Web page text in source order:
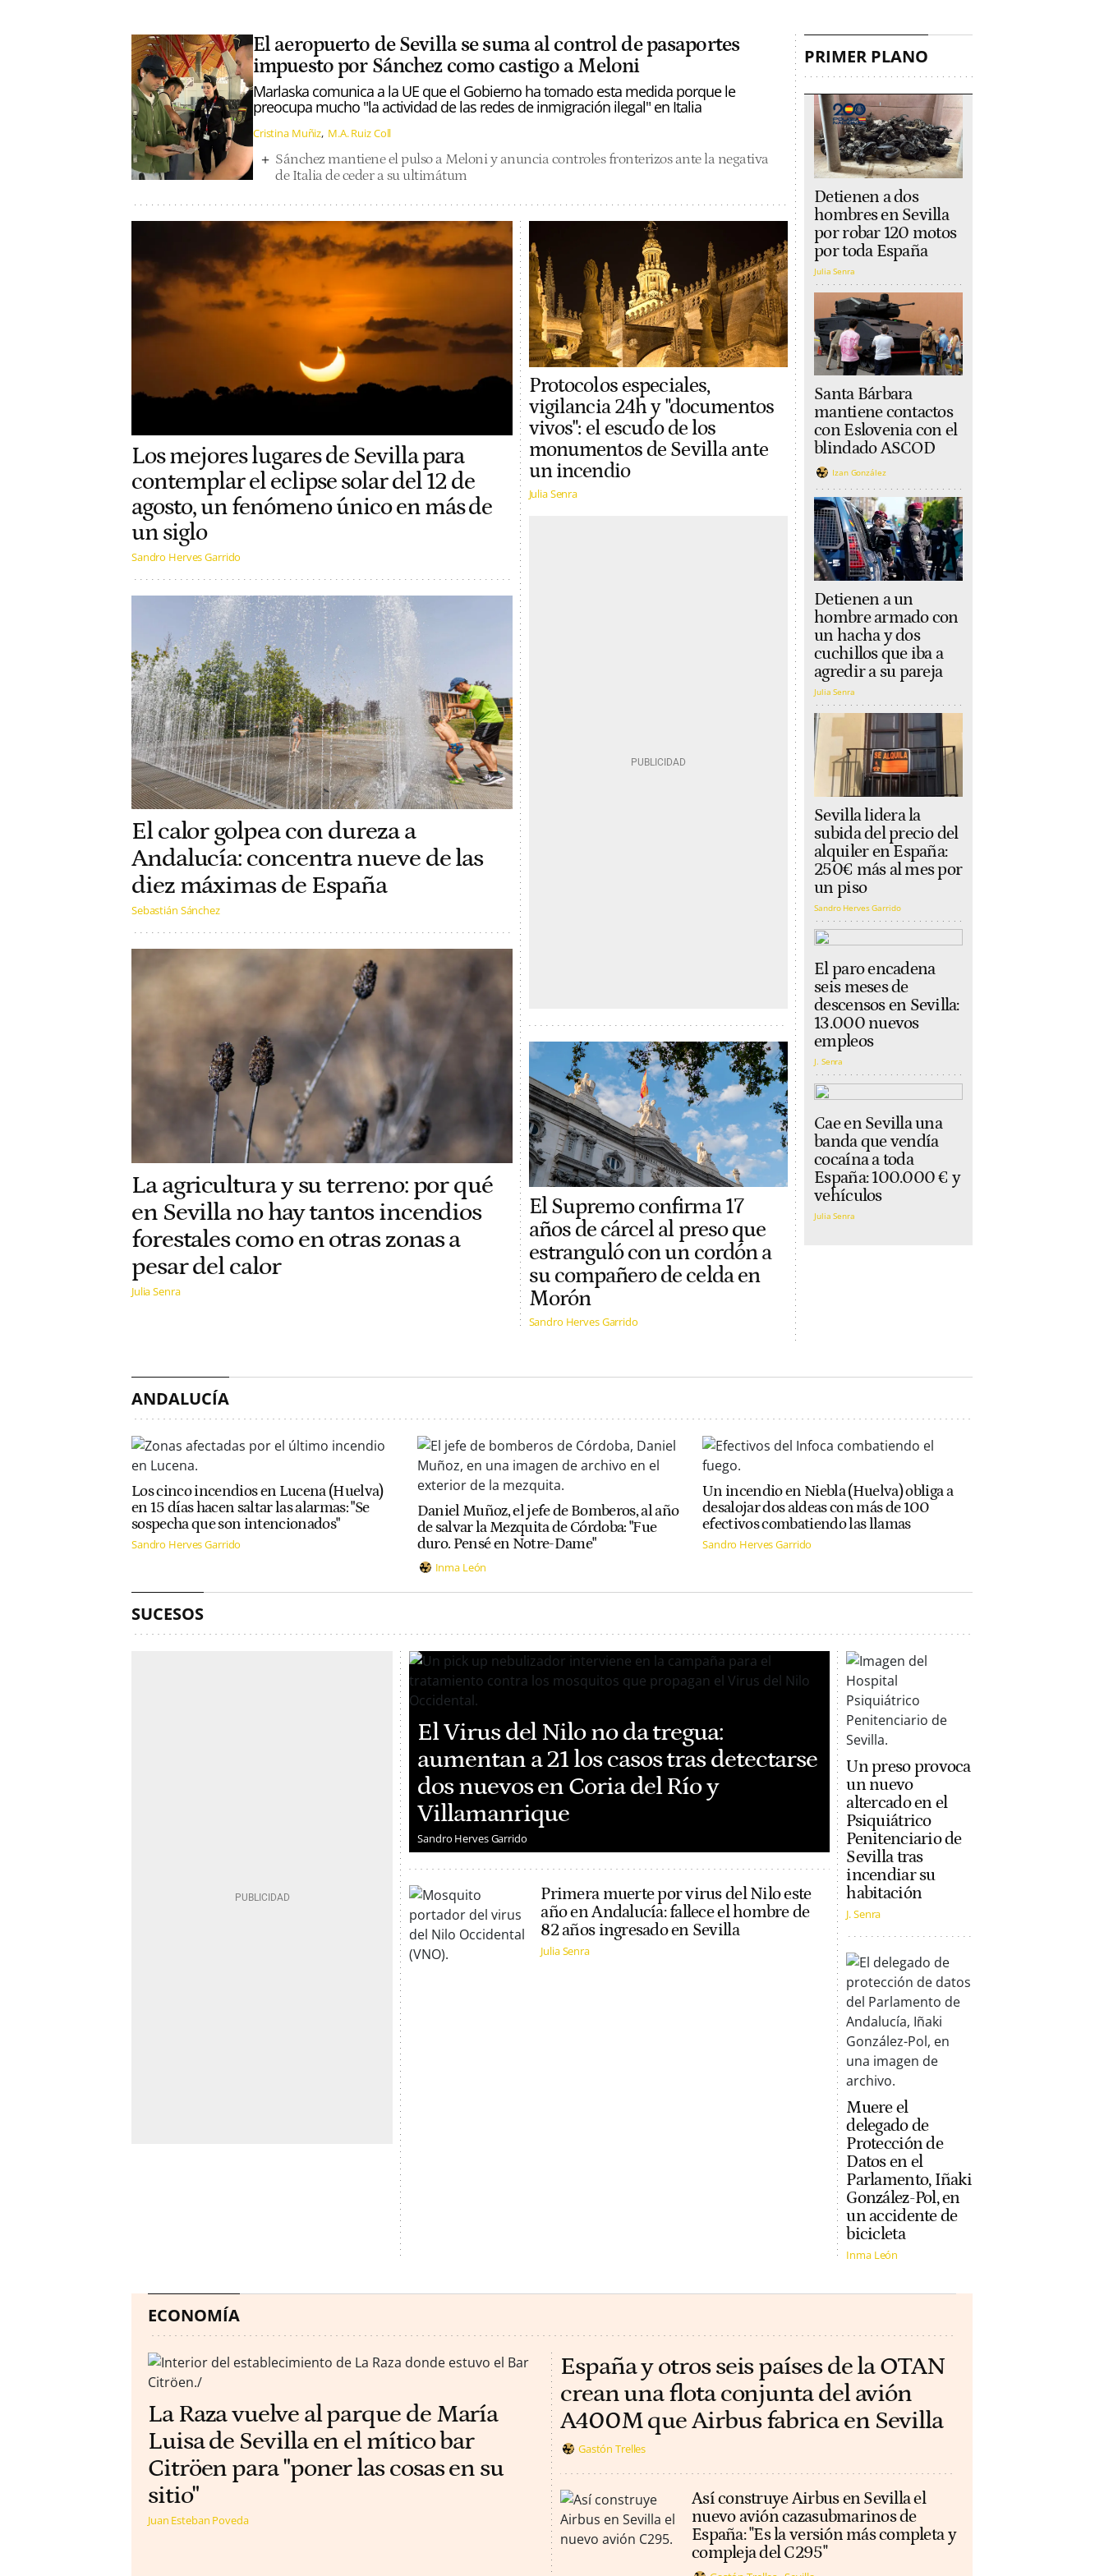
El aeropuerto de Sevilla se suma al control de pasaportes
impuesto por Sánchez como castigo a Meloni
Marlaska comunica a la UE que el Gobierno ha tomado esta medida porque le
preocupa mucho "la actividad de las redes de inmigración ilegal" en Italia
Cristina Muñiz M.A. Ruiz Coll
Sánchez mantiene el pulso a Meloni y anuncia controles fronterizos ante la negativa
de Italia de ceder a su ultimátum
Los mejores lugares de Sevilla para
contemplar el eclipse solar del 12 de
agosto, un fenómeno único en más de
un siglo
Sandro Herves Garrido
El calor golpea con dureza a
Andalucía: concentra nueve de las
diez máximas de España
Sebastián Sánchez
La agricultura y su terreno: por qué
en Sevilla no hay tantos incendios
forestales como en otras zonas a
pesar del calor
Julia Senra
Protocolos especiales,
vigilancia 24h y "documentos
vivos": el escudo de los
monumentos de Sevilla ante
un incendio
Julia Senra
El Supremo confirma 17
años de cárcel al preso que
estranguló con un cordón a
su compañero de celda en
Morón
Sandro Herves Garrido
PRIMER PLANO
Detienen a dos
hombres en Sevilla
por robar 120 motos
por toda España
Julia Senra
Santa Bárbara
mantiene contactos
con Eslovenia con el
blindado ASCOD
Izan González
Detienen a un
hombre armado con
un hacha y dos
cuchillos que iba a
agredir a su pareja
Julia Senra
Sevilla lidera la
subida del precio del
alquiler en España:
250€ más al mes por
un piso
Sandro Herves Garrido
El paro encadena
seis meses de
descensos en Sevilla:
13.000 nuevos
empleos
J. Senra
Cae en Sevilla una
banda que vendía
cocaína a toda
España: 100.000 € y
vehículos
Julia Senra
ANDALUCÍA
Los cinco incendios en Lucena (Huelva)
en 15 días hacen saltar las alarmas: "Se
sospecha que son intencionados"
Sandro Herves Garrido
Daniel Muñoz, el jefe de Bomberos, al año
de salvar la Mezquita de Córdoba: "Fue
duro. Pensé en Notre-Dame"
Inma León
Un incendio en Niebla (Huelva) obliga a
desalojar dos aldeas con más de 100
efectivos combatiendo las llamas
Sandro Herves Garrido
SUCESOS
El Virus del Nilo no da tregua:
aumentan a 21 los casos tras detectarse
dos nuevos en Coria del Río y
Villamanrique
Sandro Herves Garrido
Primera muerte por virus del Nilo este
año en Andalucía: fallece el hombre de
82 años ingresado en Sevilla
Julia Senra
Un preso provoca
un nuevo
altercado en el
Psiquiátrico
Penitenciario de
Sevilla tras
incendiar su
habitación
J. Senra
Muere el
delegado de
Protección de
Datos en el
Parlamento, Iñaki
González-Pol, en
un accidente de
bicicleta
Inma León
ECONOMÍA
La Raza vuelve al parque de María
Luisa de Sevilla en el mítico bar
Citröen para "poner las cosas en su
sitio"
Juan Esteban Poveda
España y otros seis países de la OTAN
crean una flota conjunta del avión
A400M que Airbus fabrica en Sevilla
Gastón Trelles
Así construye Airbus en Sevilla el
nuevo avión cazasubmarinos de
España: "Es la versión más completa y
compleja del C295"